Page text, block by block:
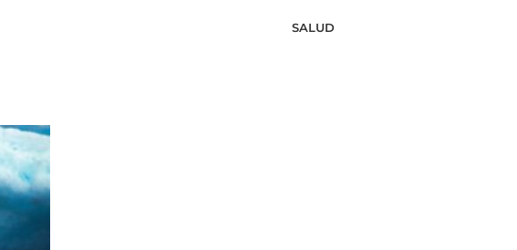
SALUD